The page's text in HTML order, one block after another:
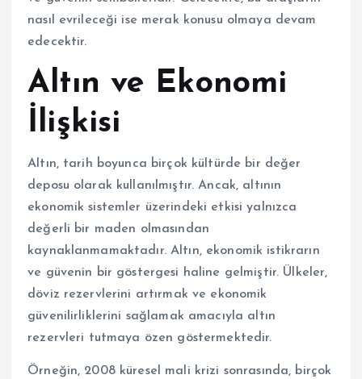
nasıl evrileceği ise merak konusu olmaya devam
edecektir.
Altın ve Ekonomi
İlişkisi
Altın, tarih boyunca birçok kültürde bir değer
deposu olarak kullanılmıştır. Ancak, altının
ekonomik sistemler üzerindeki etkisi yalnızca
değerli bir maden olmasından
kaynaklanmamaktadır. Altın, ekonomik istikrarın
ve güvenin bir göstergesi haline gelmiştir. Ülkeler,
döviz rezervlerini artırmak ve ekonomik
güvenilirliklerini sağlamak amacıyla altın
rezervleri tutmaya özen göstermektedir.
Örneğin, 2008 küresel mali krizi sonrasında, birçok